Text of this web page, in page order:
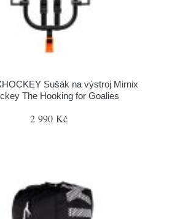
Sušák na výstroj Mirnix
The Hooking for Goalies
2 990 Kč